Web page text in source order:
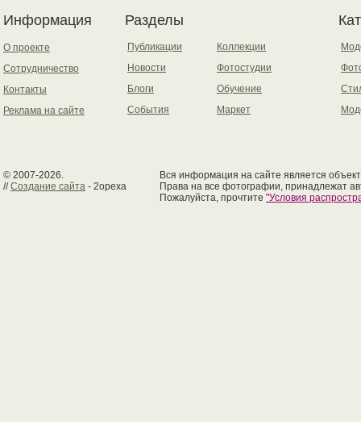
Информация
О проекте
Сотрудничество
Контакты
Реклама на сайте
Разделы
Публикации
Новости
Блоги
События
Коллекции
Фотостудии
Обучение
Маркет
© 2007-2026.
//Создание сайта - 2opexa
Вся информация на сайте является
Права на все фотографии, принадлежат
Пожалуйста, прочтите "Условия